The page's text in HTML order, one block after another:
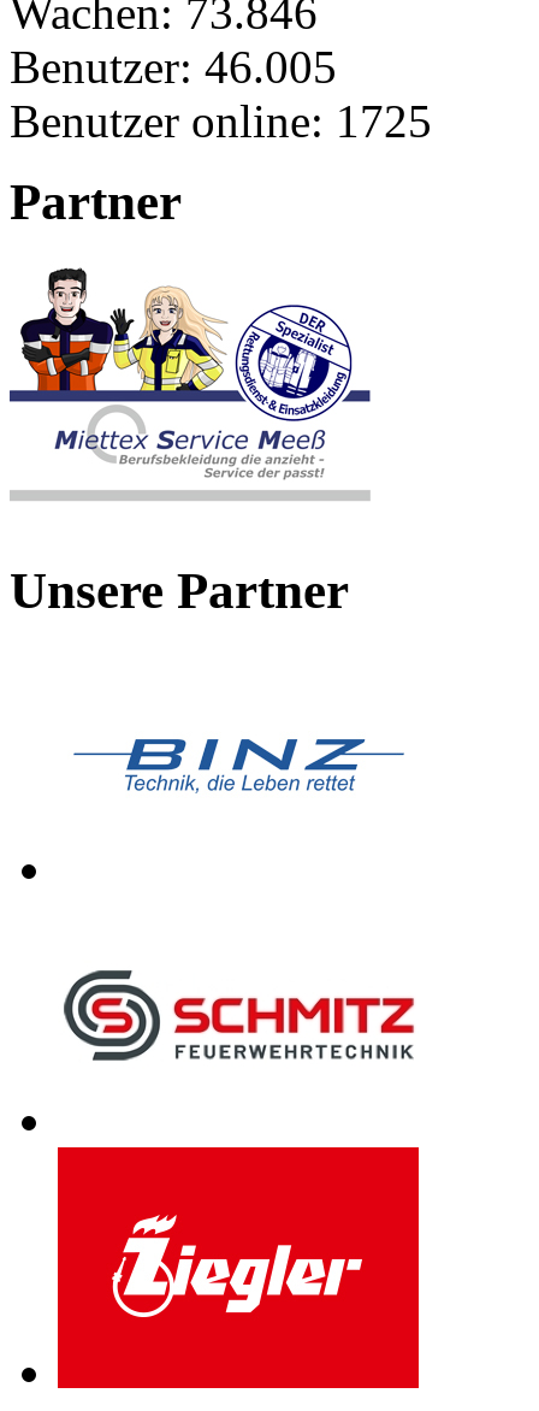
Wachen: 73.846
Benutzer: 46.005
Benutzer online: 1725
Partner
Unsere Partner